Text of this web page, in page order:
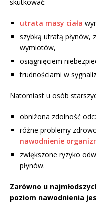
skutkować:
utrata masy ciała
szybką utratą płynów,
wymiotów,
osiągnięciem
trudnościami w
Natomiast u osób
obniżona zdolność
różne problemy
nawodnienie
zwiększone ryzyko
płynów.
Zarówno u
poziom nawodnienia